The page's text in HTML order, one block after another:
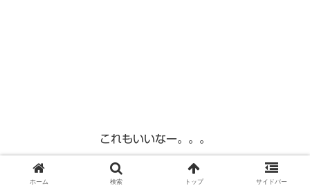
これもいいなー。。。
ホーム 検索 トップ サイドバー